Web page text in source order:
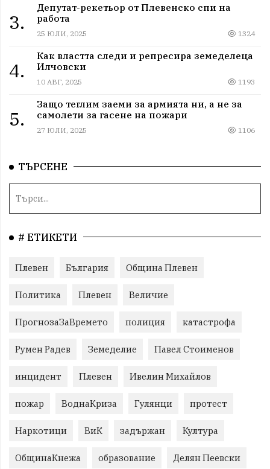
3.
Депутат-рекетьор от Плевенско спи на
работа
25 ЮЛИ, 2025 1324
4.
Как властта следи и репресира земеделеца
Илчовски
10 АВГ, 2025 1193
5.
Защо теглим заеми за армията ни, а не за
самолети за гасене на пожари
27 ЮЛИ, 2025 1106
ТЪРСЕНЕ
# ЕТИКЕТИ
Плевен България Община Плевен
Политика Плевен Величие
ПрогнозаЗаВремето полиция катастрофа
Румен Радев Земеделие Павел Стоименов
инцидент Плевен Ивелин Михайлов
пожар ВоднаКриза Гулянци протест
Наркотици ВиК задържан Култура
ОбщинаКнежа образование Делян Пеевски